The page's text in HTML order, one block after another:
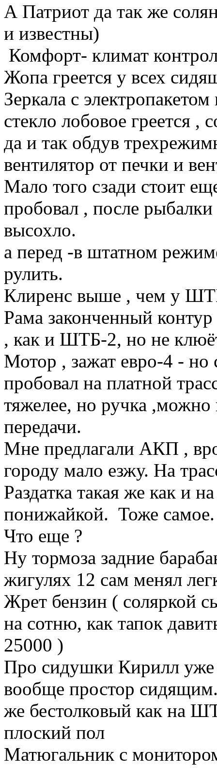
А Патриот да так же
и известны)
Комфорт- климат
Жопа греется у всех
Зеркала с
стекло лобовое греется
да и так обдув
вентилятор от печки и
Мало того сзади стоит
пробовал , после
высохло.
а перед -в штатном
рулить.
Клиренс выше , чем у
Рама законченный
, как и ШТБ-2, но не
Мотор , зажат евро-4 - но
пробовал на платной
тяжелее, но ручка ,можно
передачи.
Мне предлагали АКП ,
городу мало езжу. На
Раздатка такая же как
понижайкой. Тоже самое.
Что еще ?
Ну тормоза задние
жигулях 12 сам менял
Жрет бензин ( соляркой
на сотню, как тапок
25000 )
Про сидушки Кирилл уже
вообще простор
же бестолковый как на
плоский пол
Матюгальник с